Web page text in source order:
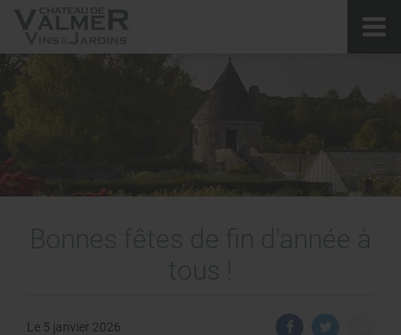
Le 5 janvier 2026